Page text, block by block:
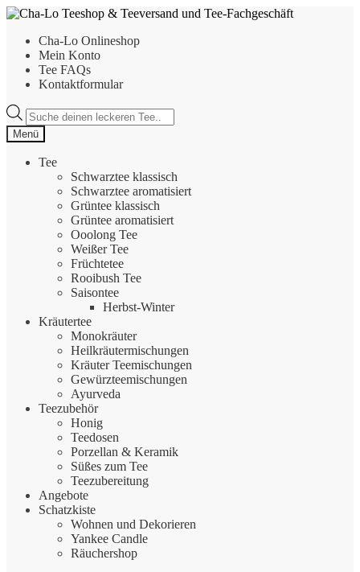
Zur
springen
Zum
springenCha-Lo Onlineshop
Mein Konto
Tee FAQs
Kontaktformular
Products
search
Menü
Tee
Schwarztee klassisch
Schwarztee aromatisiert
Grüntee klassisch
Grüntee aromatisiert
Ooolong Tee
Weißer Tee
Früchtetee
Rooibush Tee
Saisontee
Herbst-Winter
Kräutertee
Monokräuter
Heilkräutermischungen
Kräuter Teemischungen
Gewürzteemischungen
Ayurveda
Teezubehör
Honig
Teedosen
Porzellan & Keramik
Süßes zum Tee
Teezubereitung
Angebote
Schatzkiste
Wohnen und Dekorieren
Yankee Candle
Räuchershop